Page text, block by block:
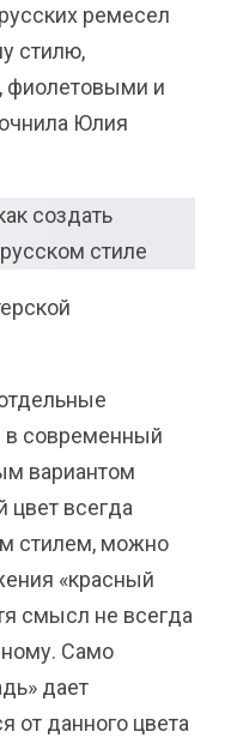
ремесел
стилю,
фиолетовыми и
Юлия
в современный
вариантом
цвет всегда
стилем, можно
«красный
смысл не всегда
Само
дает
от данного цвета